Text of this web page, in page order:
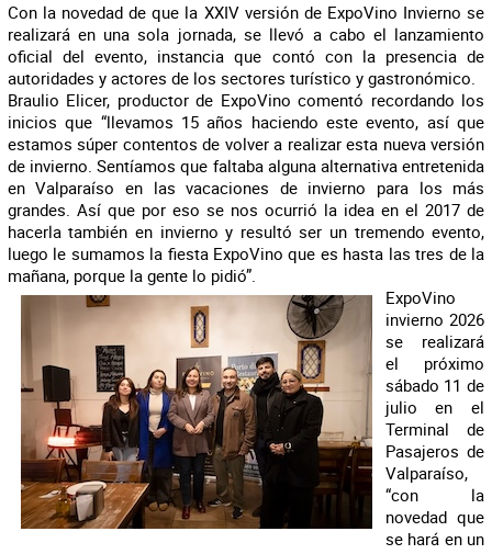
Con la novedad de que la XXIV versión de ExpoVino Invierno se
realizará en una sola jornada, se llevó a cabo el lanzamiento
oficial del evento, instancia que contó con la presencia de
autoridades y actores de los sectores turístico y gastronómico.
Braulio Elicer, productor de ExpoVino comentó recordando los
inicios que “llevamos 15 años haciendo este evento, así que
estamos súper contentos de volver a realizar esta nueva versión
de invierno. Sentíamos que faltaba alguna alternativa entretenida
en Valparaíso en las vacaciones de invierno para los más
grandes. Así que por eso se nos ocurrió la idea en el 2017 de
hacerla también en invierno y resultó ser un tremendo evento,
luego le sumamos la fiesta ExpoVino que es hasta las tres de la
mañana, porque la gente lo pidió”.
ExpoVino
invierno 2026
se realizará
el próximo
sábado 11 de
julio en el
Terminal de
Pasajeros de
Valparaíso,
“con la
novedad que
se hará en un